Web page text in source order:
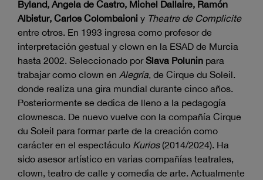
Byland, Angela de Castro, Michel Dallaire, Ramón
Albistur, Carlos Colombaioni y Theatre de Complicite
entre otros. En 1993 ingresa como profesor de
interpretación gestual y clown en la ESAD de Murcia
hasta 2002. Seleccionado porSlava Polunin para
trabajar como clown en Alegría, de Cirque du Soleil.
donde realiza una gira mundial durante cinco años.
Posteriormente se dedica de lleno a la pedagogía
clownesca. De nuevo vuelve con la compañía Cirque
du Soleil para formar parte de la creación como
carácter en el espectáculo Kurios(2014/2024). Ha
sido asesor artístico en varias compañías teatrales,
clown, teatro de calle y comedia de arte. Actualmente